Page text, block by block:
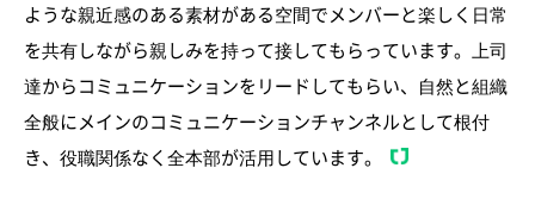
ような親近感のある素材がある空間でメンバーと楽しく日常
を共有しながら親しみを持って接してもらっています。上司
達からコミュニケーションをリードしてもらい、自然と組織
全般にメインのコミュニケーションチャンネルとして根付
き、役職関係なく全本部が活用しています。